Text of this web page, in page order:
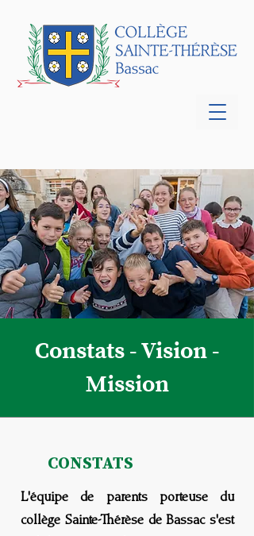
Constats - Vision -
Mission
CONSTATS
L'équipe de parents porteuse du
collège Sainte-Thérèse de Bassac s'est